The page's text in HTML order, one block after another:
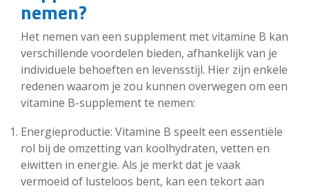
nemen?
Het nemen van een supplement met vitamine B kan
verschillende voordelen bieden, afhankelijk van je
individuele behoeften en levensstijl. Hier zijn enkele
redenen waarom je zou kunnen overwegen om een
vitamine B-supplement te nemen:
Energieproductie: Vitamine B speelt een essentiële
rol bij de omzetting van koolhydraten, vetten en
eiwitten in energie. Als je merkt dat je vaak
vermoeid of lusteloos bent, kan een tekort aan